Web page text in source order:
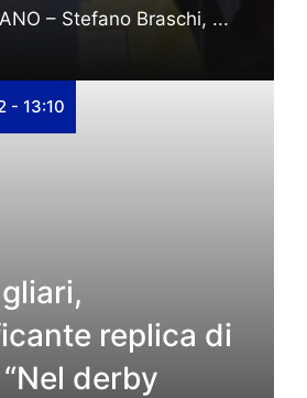
– Stefano Braschi, ...
- 13:10
replica di
derby